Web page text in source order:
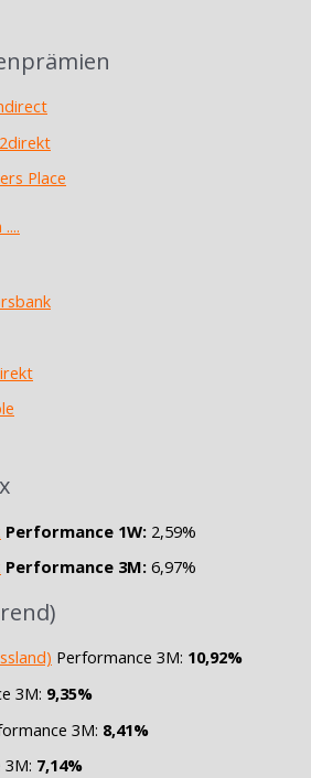
Place
Performance 1W: 2,59%
Performance 3M: 6,97%
Performance 3M: 10,92%
3M: 9,35%
3M: 8,41%
7,14%